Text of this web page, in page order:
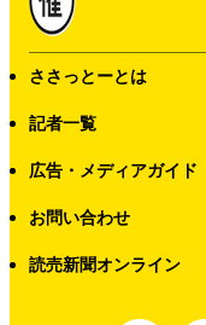
ささっとーとは
記者一覧
広告・メディアガイド
お問い合わせ
読売新聞オンライン